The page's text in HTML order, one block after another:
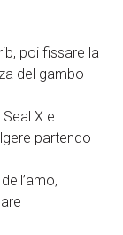
poi fissare la
del gambo
X e
partendo